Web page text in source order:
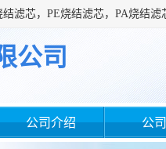
公司
公司介绍 公